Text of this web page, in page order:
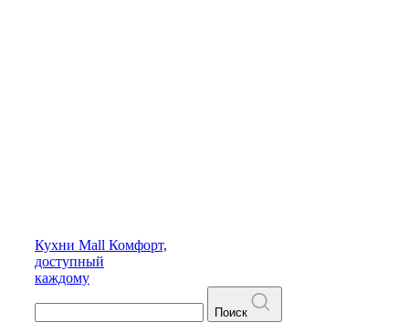
Кухни Mall Комфорт,
доступный
каждому
Поиск